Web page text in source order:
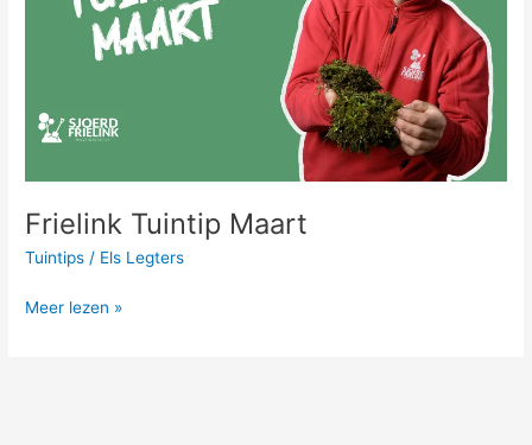
Frielink Tuintip Maart
Tuintips / Els Legters
Meer lezen »